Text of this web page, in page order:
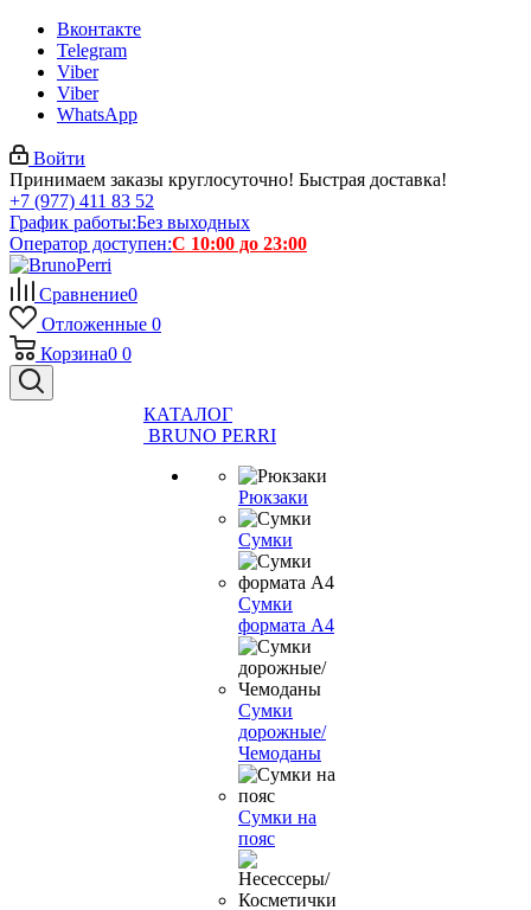
Вконтакте
Telegram
Viber
Viber
WhatsApp
Войти
Принимаем заказы круглосуточно! Быстрая доставка!
+7 (977) 411 83 52
График работы:Без выходных
Оператор доступен:С 10:00 до 23:00
Сравнение0
Отложенные 0
Корзина0 0
КАТАЛОГ
BRUNO PERRI
Рюкзаки
Сумки
Сумки
формата А4
Сумки
дорожные/
Чемоданы
Сумки на
пояс